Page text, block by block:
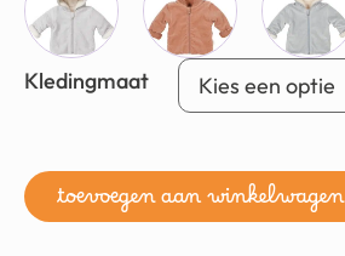
Kledingmaat
toevoegen aan winkelwagen